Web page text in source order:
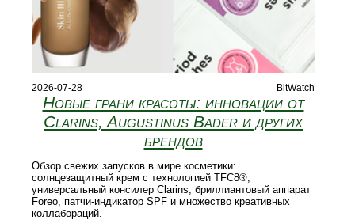
2026-07-28 BitWatch
Новые грани красоты: инновации от
Clarins, Augustinus Bader и других
брендов
Обзор свежих запусков в мире косметики:
солнцезащитный крем с технологией TFC8®,
универсальный консилер Clarins, бриллиантовый аппарат
Foreo, патчи‑индикатор SPF и множество креативных
коллабораций.